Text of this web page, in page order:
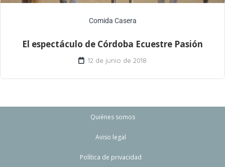
Comida Casera
El espectáculo de Córdoba Ecuestre Pasión
12 de junio de 2018
Quiénes somos
Aviso legal
Política de privacidad